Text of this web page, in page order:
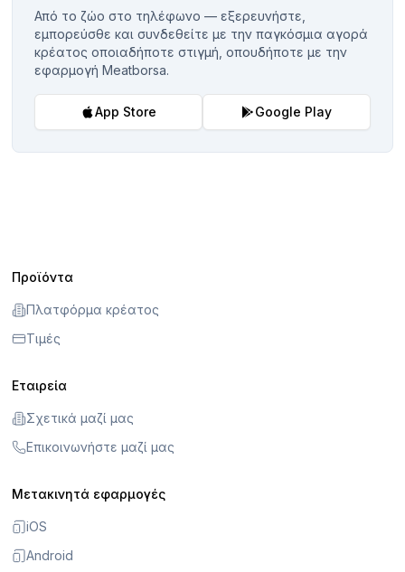
Από το ζώο στο τηλέφωνο — εξερευνήστε,
εμπορεύσθε και συνδεθείτε με την παγκόσμια αγορά
κρέατος οποιαδήποτε στιγμή, οπουδήποτε με την
εφαρμογή Meatborsa.
App Store Google Play
Προϊόντα
Πλατφόρμα κρέατος
Τιμές
Εταιρεία
Σχετικά μαζί μας
Επικοινωνήστε μαζί μας
Μετακινητά εφαρμογές
iOS
Android